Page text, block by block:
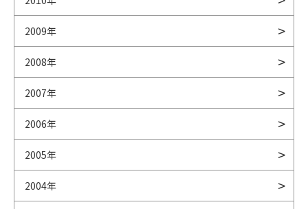
2009年
2008年
2007年
2006年
2005年
2004年